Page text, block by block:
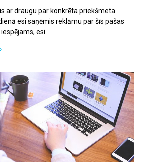
ar draugu par konkrēta priekšmeta
esi saņēmis reklāmu par šīs pašas
esi